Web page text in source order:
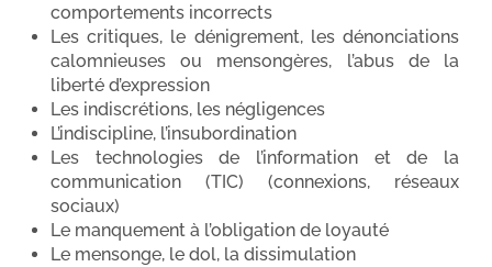
comportements incorrects
Les critiques, le dénigrement, les dénonciations
calomnieuses ou mensongères, l’abus de la
liberté d’expression
Les indiscrétions, les négligences
L’indiscipline, l’insubordination
Les technologies de l’information et de la
communication (TIC) (connexions, réseaux
sociaux)
Le manquement à l’obligation de loyauté
Le mensonge, le dol, la dissimulation